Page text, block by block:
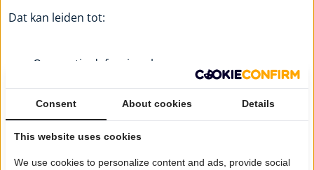
Dat kan leiden tot:
Overmatig defensieve keuzes
Het is niet ongebruikelijk dat mensen te lang in
groeimodus blijven, omdat ze gewend zijn aan het spel
van winnen en verliezen.
Consent About cookies Details
This website uses cookies
We use cookies to personalize content and ads, provide social